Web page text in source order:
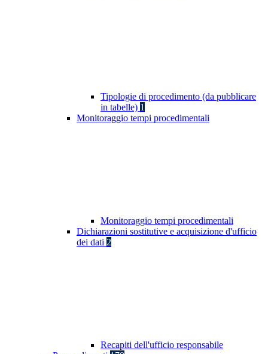
Tipologie di procedimento (da pubblicare
in tabelle) 1
Monitoraggio tempi procedimentali
Monitoraggio tempi procedimentali
Dichiarazioni sostitutive e acquisizione d'ufficio
dei dati 2
Recapiti dell'ufficio responsabile